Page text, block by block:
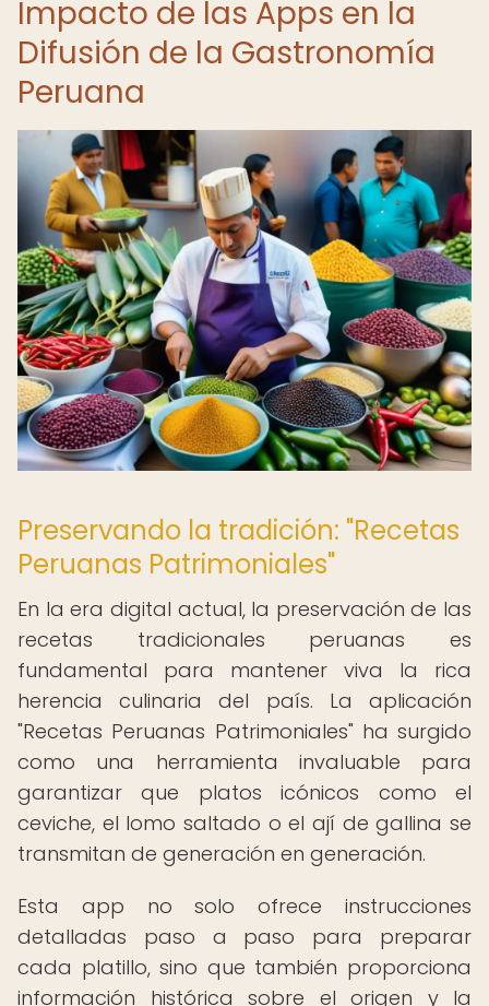
Impacto de las Apps en la
Difusión de la Gastronomía
Peruana
Preservando la tradición: "Recetas
Peruanas Patrimoniales"
En la era digital actual, la preservación de las
recetas tradicionales peruanas es
fundamental para mantener viva la rica
herencia culinaria del país. La aplicación
"Recetas Peruanas Patrimoniales" ha surgido
como una herramienta invaluable para
garantizar que platos icónicos como el
ceviche, el lomo saltado o el ají de gallina se
transmitan de generación en generación.
Esta app no solo ofrece instrucciones
detalladas paso a paso para preparar
cada platillo, sino que también proporciona
información histórica sobre el origen y la